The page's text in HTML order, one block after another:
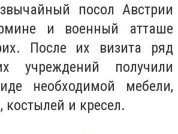
посол Австрии
и военный атташе
После их визита ряд
учреждений получили
необходимой мебели,
костылей и кресел.